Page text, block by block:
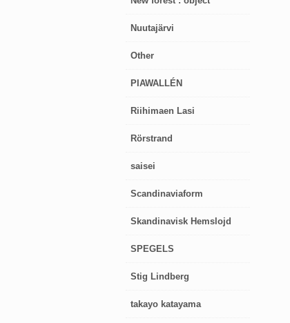
Nuutajärvi
Other
PIAWALLÉN
Riihimaen Lasi
Rörstrand
saisei
Scandinaviaform
Skandinavisk Hemslojd
SPEGELS
Stig Lindberg
takayo katayama